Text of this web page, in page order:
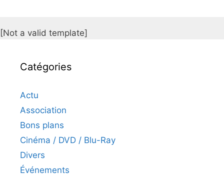
[Not a valid template]
Catégories
Actu
Association
Bons plans
Cinéma / DVD / Blu-Ray
Divers
Événements